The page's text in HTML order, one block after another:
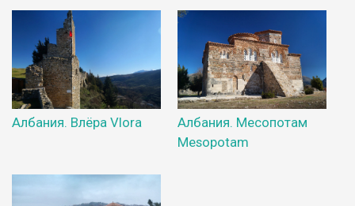
Албания. Влёра Vlora
Албания. Месопотам
Mesopotam